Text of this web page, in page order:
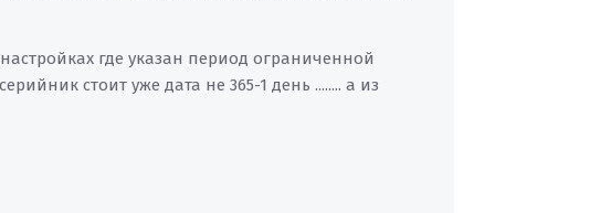
где указан период ограниченной
стоит уже дата не 365-1 день ........ а из